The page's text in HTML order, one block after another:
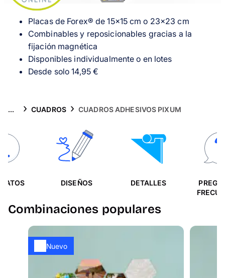
Tarjetas
Inspiración
Atención al cliente
Placas de Forex® de 15×15 cm o 23×23 cm
Combinables y reposicionables gracias a la
fijación magnética
Disponibles individualmente o en lotes
Desde solo 14,95 €
... CUADROS CUADROS ADHESIVOS PIXUM
DISEÑOS DETALLES
Combinaciones populares
Nuevo